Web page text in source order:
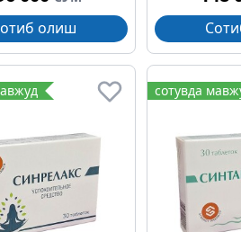
олиш
сотувда